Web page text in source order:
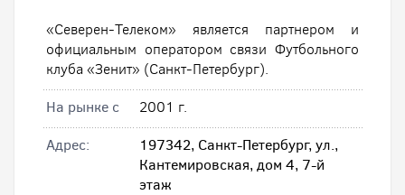
«Северен-Телеком» является партнером и
официальным оператором связи Футбольного
клуба «Зенит» (Санкт-Петербург).
На рынке с
2001 г.
Адрес:
197342, Санкт-Петербург, ул.,
Кантемировская, дом 4, 7-й
этаж